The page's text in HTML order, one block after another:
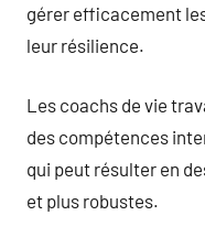
gérer efficacement
leur résilience.
Les coachs de vie
des compétences
qui peut résulter en
et plus robustes.